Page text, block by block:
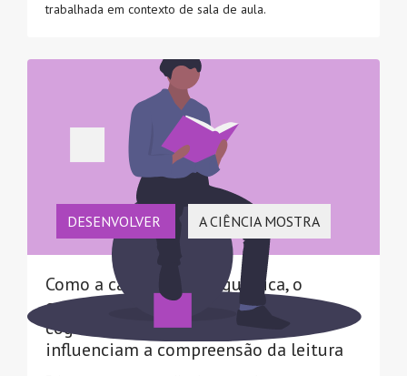
trabalhada em contexto de sala de aula.
DESENVOLVER A CIÊNCIA MOSTRA
Como a capacidade linguística, o
conhecimento geral, as estruturas
cognitivas e afetivas do leitor
influenciam a compreensão da leitura